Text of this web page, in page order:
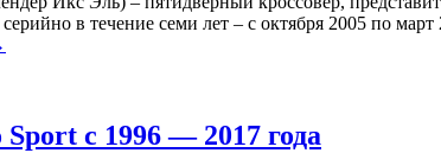
в течение семи лет – с октября 2005 по
с 1996 — 2017 года